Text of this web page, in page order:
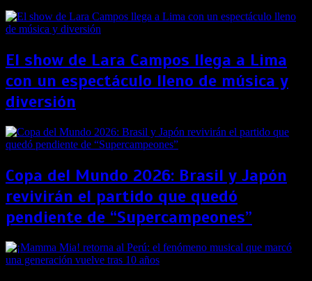
El show de Lara Campos llega a Lima
con un espectáculo lleno de música y
diversión
Copa del Mundo 2026: Brasil y Japón
revivirán el partido que quedó
pendiente de “Supercampeones”